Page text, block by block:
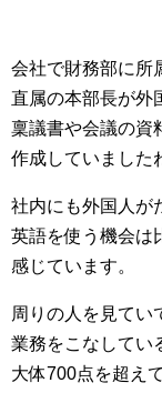
会社で財務部に所
直属の本部長が外
稟議書や会議の資
作成していました
社内にも外国人が
英語を使う機会は
感じています。
周りの人を見てい
業務をこなしてい
大体700点を超え